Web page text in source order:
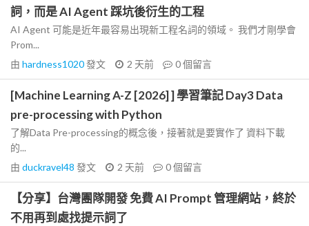
詞，而是 AI Agent 踩坑後衍生的工程
AI Agent 可能是近年最容易出現新工程名詞的領域。 我們才剛學會
Prom...
由 hardness1020發文 2 天前 0個留言
[Machine Learning A-Z [2026] ] 學習筆記 Day3 Data
pre-processing with Python
了解Data Pre-processing的概念後，接著就是要實作了 資料下載
的...
由 duckravel48 發文 2 天前 0個留言
【分享】台灣團隊開發 免費 AI Prompt 管理網站，終於
不用再到處找提示詞了